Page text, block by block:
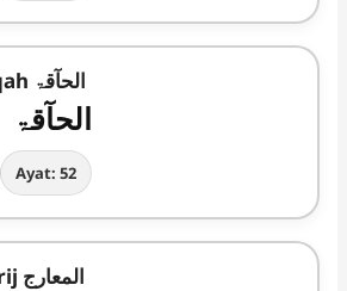
Al-Haqqah الحآقۃ
الحآقۃ
Ayat: 52
Al-Ma’arij المعارج